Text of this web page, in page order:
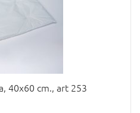
40x60 cm., art 253